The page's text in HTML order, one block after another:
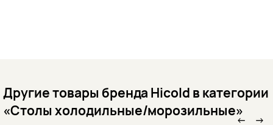
Другие товары бренда Hicold в категории
«Столы холодильные/морозильные»
← →